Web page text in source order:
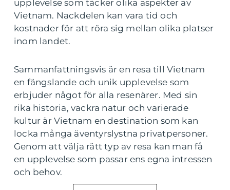
upplevelse som täcker olika aspekter av
Vietnam. Nackdelen kan vara tid och
kostnader för att röra sig mellan olika platser
inom landet.
Sammanfattningsvis är en resa till Vietnam
en fängslande och unik upplevelse som
erbjuder något för alla resenärer. Med sin
rika historia, vackra natur och varierade
kultur är Vietnam en destination som kan
locka många äventyrslystna privatpersoner.
Genom att välja rätt typ av resa kan man få
en upplevelse som passar ens egna intressen
och behov.